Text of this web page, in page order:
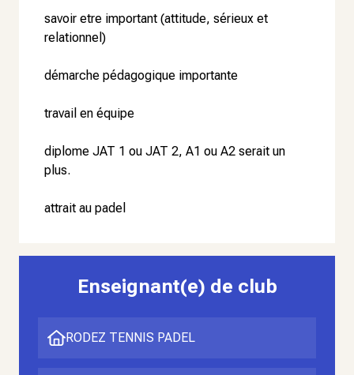
savoir etre important (attitude, sérieux et
relationnel)
démarche pédagogique importante
travail en équipe
diplome JAT 1 ou JAT 2, A1 ou A2 serait un
plus.
attrait au padel
Enseignant(e) de club
RODEZ TENNIS PADEL